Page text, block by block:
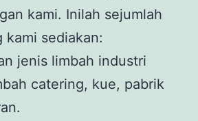
kami. Inilah sejumlah
kami sediakan:
jenis limbah industri
catering, kue, pabrik